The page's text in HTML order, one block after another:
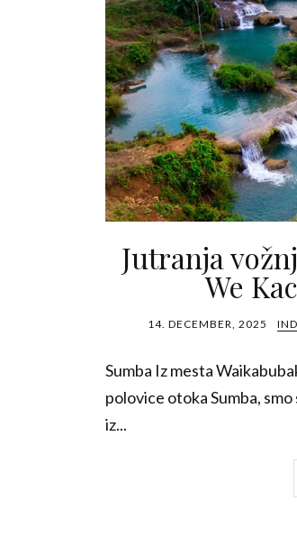
Jutranja
We
14. DECEMBER, 2025
Sumba Iz mesta
polovice otoka Sumba,
iz...